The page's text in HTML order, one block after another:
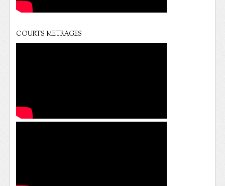
COURTS METRAGES